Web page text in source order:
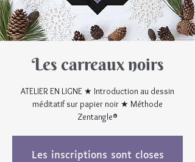
Les carreaux noirs
ATELIER EN LIGNE ★ Introduction au dessin
méditatif sur papier noir ★ Méthode
Zentangle®
Les inscriptions sont closes